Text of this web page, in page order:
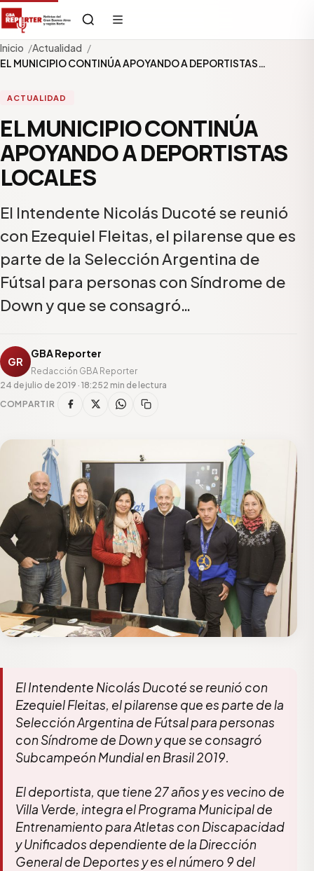
Inicio
Actualidad
EL MUNICIPIO CONTINÚA APOYANDO A DEPORTISTAS…
ACTUALIDAD
EL MUNICIPIO CONTINÚA
APOYANDO A DEPORTISTAS
LOCALES
El Intendente Nicolás Ducoté se reunió
con Ezequiel Fleitas, el pilarense que es
parte de la Selección Argentina de
Fútsal para personas con Síndrome de
Down y que se consagró…
GR
GBA Reporter
Redacción GBA Reporter
24 de julio de 2019 · 18:252 min de lectura
COMPARTIR
El Intendente Nicolás Ducoté se reunió con
Ezequiel Fleitas, el pilarense que es parte de la
Selección Argentina de Fútsal para personas
con Síndrome de Down y que se consagró
Subcampeón Mundial en Brasil 2019.
El deportista, que tiene 27 años y es vecino de
Villa Verde, integra el Programa Municipal de
Entrenamiento para Atletas con Discapacidad
y Unificados dependiente de la Dirección
General de Deportes y es el número 9 del